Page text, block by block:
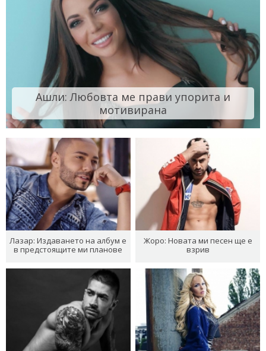
Ашли: Любовта ме прави упорита и
мотивирана
Лазар: Издаването на албум е
в предстоящите ми планове
Жоро: Новата ми песен ще е
взрив